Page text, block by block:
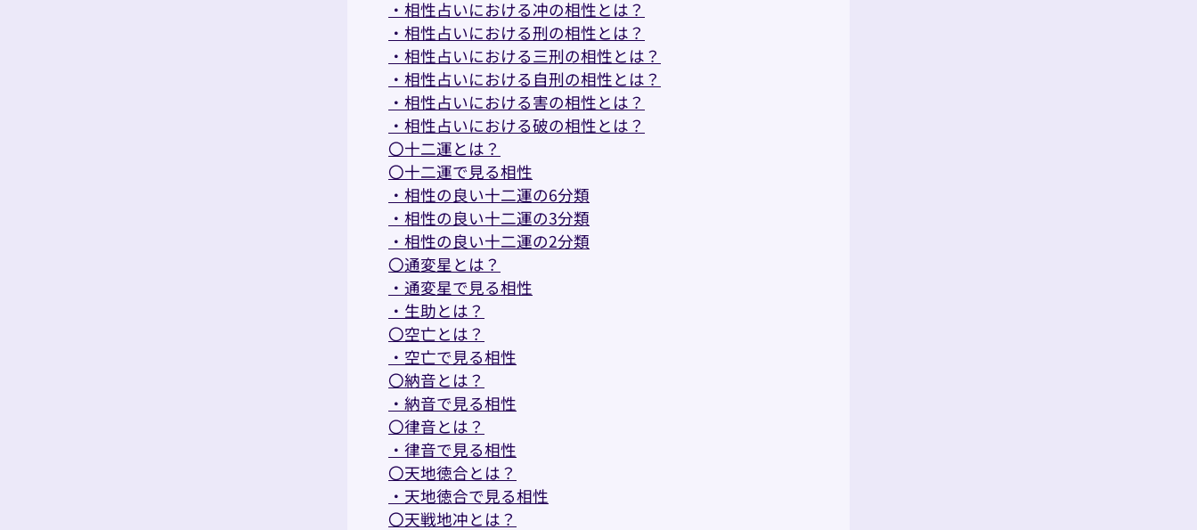
・相性占いにおける冲の相性とは？
・相性占いにおける刑の相性とは？
・相性占いにおける三刑の相性とは？
・相性占いにおける自刑の相性とは？
・相性占いにおける害の相性とは？
・相性占いにおける破の相性とは？
〇十二運とは？
〇十二運で見る相性
・相性の良い十二運の6分類
・相性の良い十二運の3分類
・相性の良い十二運の2分類
〇通変星とは？
・通変星で見る相性
・生助とは？
〇空亡とは？
・空亡で見る相性
〇納音とは？
・納音で見る相性
〇律音とは？
・律音で見る相性
〇天地徳合とは？
・天地徳合で見る相性
〇天戦地冲とは？